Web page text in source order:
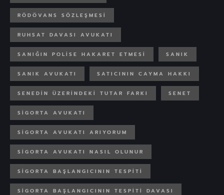
RÖDÖVANS SÖZLEŞMESI
RUHSAT DAVASI AVUKATI
SANIĞIN POLISE HAKARET ETMESI SANIK
SANIK AVUKATI SATICININ CAYMA HAKKI
SENEDIN ÜZERINDEKI TUTAR FARKI SENET
SIGORTA AVUKATI
SIGORTA AVUKATI ARIYORUM
SIGORTA AVUKATI NASIL OLUNUR
SIGORTA BAŞLANGICININ TESPITI
SIGORTA BAŞLANGICININ TESPITI DAVASI